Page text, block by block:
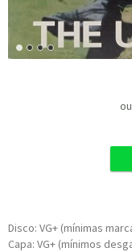
Disco: VG+ (mínimas
Capa: VG+ (mínimos